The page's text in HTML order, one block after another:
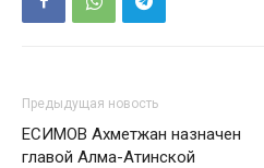
Предыдущая новость
ЕСИМОВ Ахметжан назначен
главой Алма-Атинской